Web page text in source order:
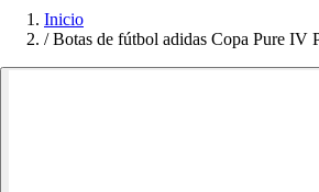
Inicio
/ Botas de fútbol adidas Copa Pure IV